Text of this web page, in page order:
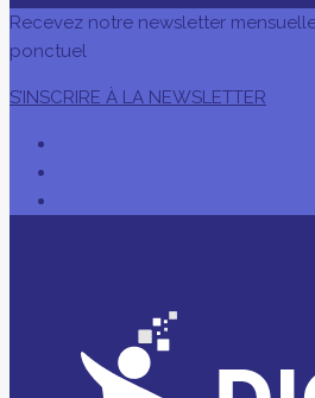
Recevez notre newsletter
ponctuel
S’INSCRIRE À LA NEWSLETTER